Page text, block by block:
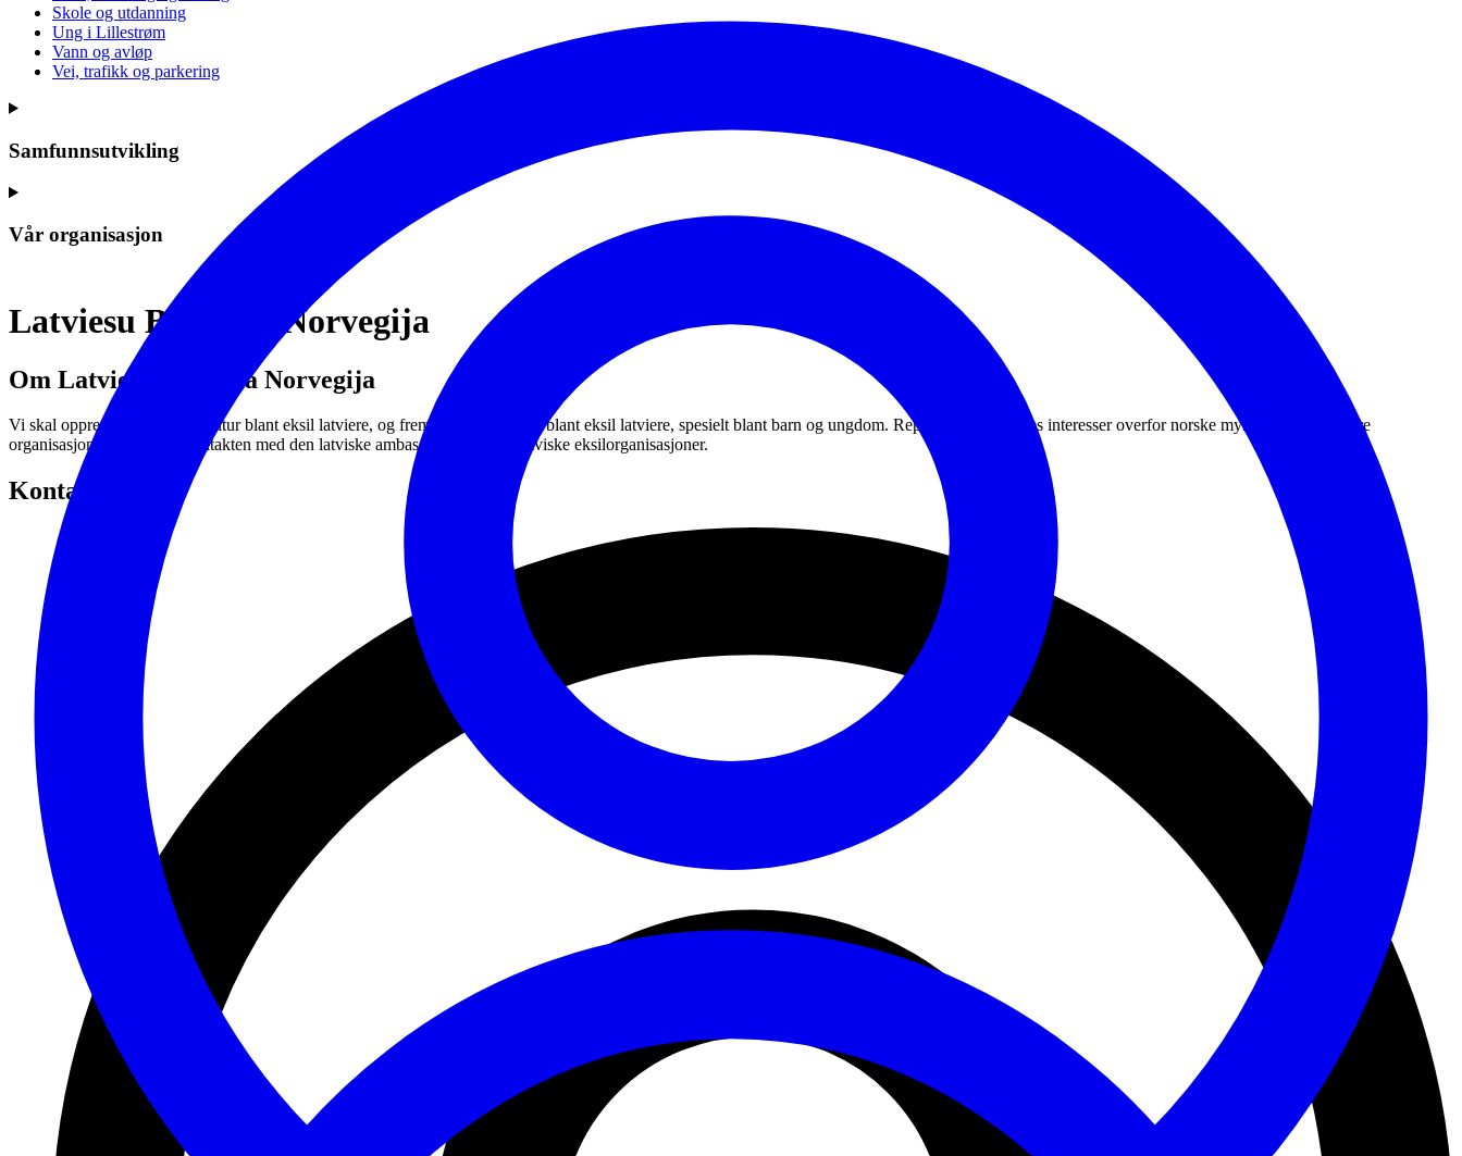
Skole og utdanning
Ung i Lillestrøm
Vann og avløp
Vei, trafikk og parkering
Samfunnsutvikling
Vår organisasjon
Latviesu Biedriba Norvegija
Om Latviesu Biedriba Norvegija
Vi skal opprettholde latvisk kultur blant eksil latviere, og fremme latvisk språk blant eksil latviere, spesielt blant barn og ungdom. Representere latvieres interesser overfor norske myndigheter og andre
organisasjoner. Vi holder kontakten med den latviske ambassade og andre latviske eksilorganisasjoner.
Kontakt